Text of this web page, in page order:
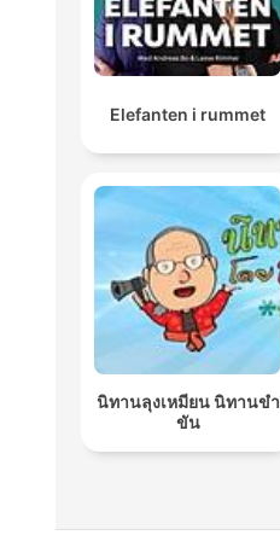
Elefanten i rummet
นิทานลุงเหมียน นิทานขำ
ขัน